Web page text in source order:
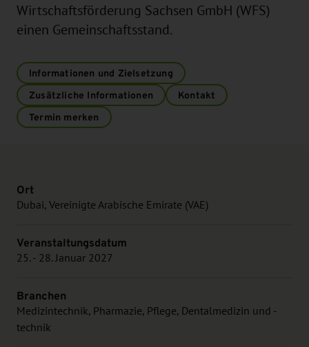
Wirtschaftsförderung Sachsen GmbH (WFS)
einen Gemeinschaftsstand.
Informationen und Zielsetzung
Zusätzliche Informationen
Kontakt
Termin merken
Ort
Dubai, Vereinigte Arabische Emirate (VAE)
Veranstaltungsdatum
25. - 28. Januar 2027
Branchen
Medizintechnik, Pharmazie, Pflege, Dentalmedizin und -
technik